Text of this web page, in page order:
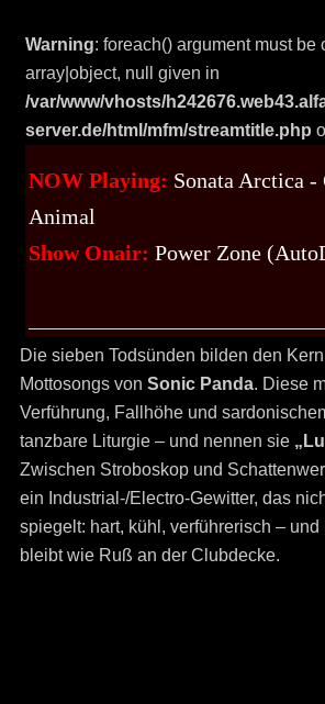
Warning: foreach() argument must be
array|object, null given in
/var/www/vhosts/
server.de/html/mfm/streamtitle.php
NOW Playing: Sonata Arctica -
Animal
Show Onair: Power Zone
Die sieben Todsünden bilden den
Mottosongs von Sonic Panda. Diese
Verführung, Fallhöhe und
tanzbare Liturgie – und nennen sie
Zwischen Stroboskop und
ein Industrial-/Electro-Gewitter, das
spiegelt: hart, kühl, verführerisch –
bleibt wie Ruß an der Clubdecke.